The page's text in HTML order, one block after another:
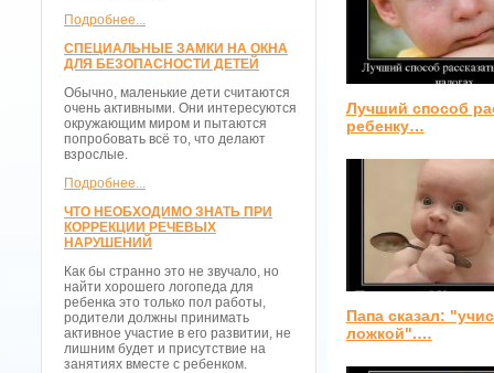
Подробнее...
СПЕЦИАЛЬНЫЕ ЗАМКИ НА ОКНА
ДЛЯ БЕЗОПАСНОСТИ ДЕТЕЙ
Обычно, маленькие дети считаются
очень активными. Они интересуются
окружающим миром и пытаются
попробовать всё то, что делают
взрослые.
Подробнее...
ЧТО НЕОБХОДИМО ЗНАТЬ ПРИ
КОРРЕКЦИИ РЕЧЕВЫХ
НАРУШЕНИЙ
Как бы странно это не звучало, но
найти хорошего логопеда для
ребенка это только пол работы,
родители должны принимать
активное участие в его развитии, не
лишним будет и присутствие на
занятиях вместе с ребенком.
Лучший способ
ребенку…
Папа сказал:
ложкой".…